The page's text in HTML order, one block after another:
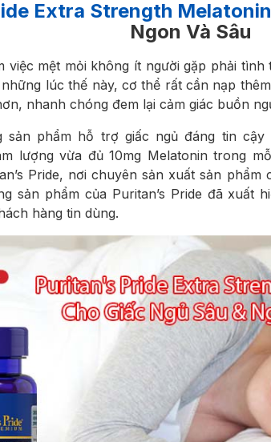
Extra Strength Melatonin
Ngon Và Sâu
việc mệt mỏi không ít người gặp phải
lúc thế này, cơ thể rất cần nạp
nhanh chóng đem lại cảm giác buồn
sản phẩm hỗ trợ giấc ngủ đáng tin cậy
lượng vừa đủ 10mg Melatonin trong
Pride, nơi chuyên sản xuất sản
sản phẩm của Puritan’s Pride đã xuất
hàng tin dùng.